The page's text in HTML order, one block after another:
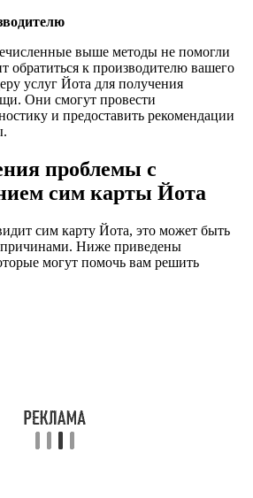
выше методы не помогли
обратиться к производителю вашего
услуг Йота для получения
Они смогут провести
и предоставить рекомендации
проблемы с
сим карты Йота
сим карту Йота, это может быть
причинами. Ниже приведены
могут помочь вам решить